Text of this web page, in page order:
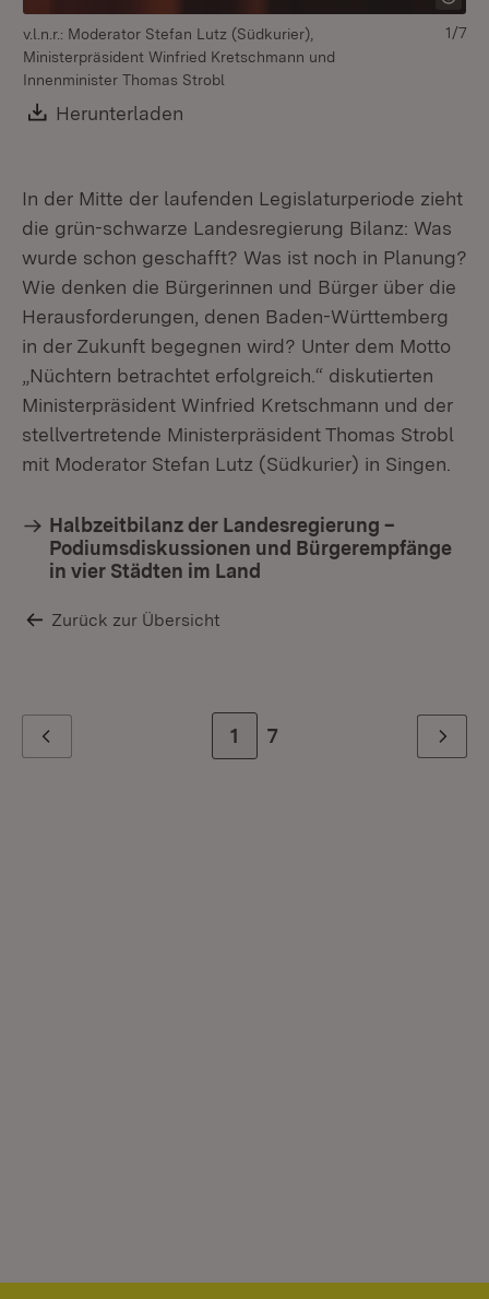
v.l.n.r.: Moderator Stefan Lutz (Südkurier),
Ministerpräsident Winfried Kretschmann und
Innenminister Thomas Strobl
Download:
Herunterladen
1/7
In der Mitte der laufenden Legislaturperiode zieht
die grün-schwarze Landesregierung Bilanz: Was
wurde schon geschafft? Was ist noch in Planung?
Wie denken die Bürgerinnen und Bürger über die
Herausforderungen, denen Baden-Württemberg
in der Zukunft begegnen wird? Unter dem Motto
„Nüchtern betrachtet erfolgreich.“ diskutierten
Ministerpräsident Winfried Kretschmann und der
stellvertretende Ministerpräsident Thomas Strobl
mit Moderator Stefan Lutz (Südkurier) in Singen.
Halbzeitbilanz der Landesregierung –
Podiumsdiskussionen und Bürgerempfänge
in vier Städten im Land
Zurück zur Übersicht
Zur Seite
1 Zur letzten Seite
7 Weiter